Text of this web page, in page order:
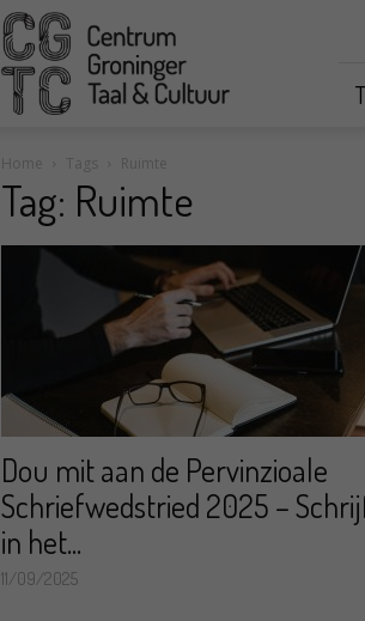
CGTC
Home Tags Ruimte
Tag: Ruimte
Dou mit aan de Pervinzioale
Schriefwedstried 2025 –
in het...
11/09/2025